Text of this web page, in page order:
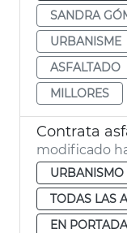
SANDRA
URBANISME
ASFALTADO
MILLORES
Contrata
modificado
TODAS LAS
EN PORTADA